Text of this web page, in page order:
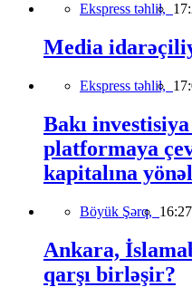
Ekspress təhlil,
Media
Ekspress təhlil,
Bakı
platformaya
kapitalına
Böyük Şərq, 16:27
Ankara,
qarşı birləşir?